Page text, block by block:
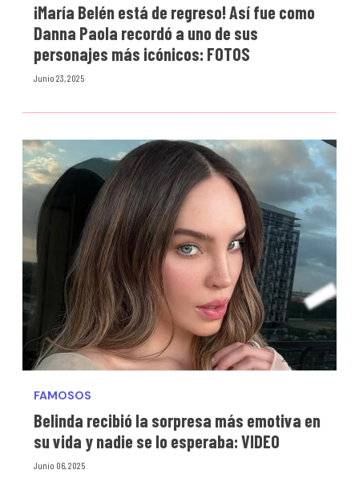
¡María Belén está de regreso! Así fue como
Danna Paola recordó a uno de sus
personajes más icónicos: FOTOS
Junio 23, 2025
FAMOSOS
Belinda recibió la sorpresa más emotiva en
su vida y nadie se lo esperaba: VIDEO
Junio 06, 2025